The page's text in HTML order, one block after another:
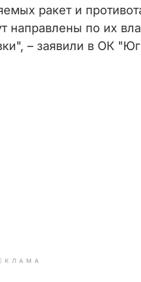
d
e
ракет и
направлены по их
– заявили в ОК